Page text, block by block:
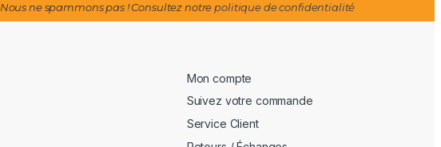
Nous ne spammons pas ! Consultez notrepolitique de confidentialité
Mon compte
Suivez votre commande
Service Client